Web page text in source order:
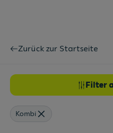
Zurück zur Startseite
Filter
Kombi